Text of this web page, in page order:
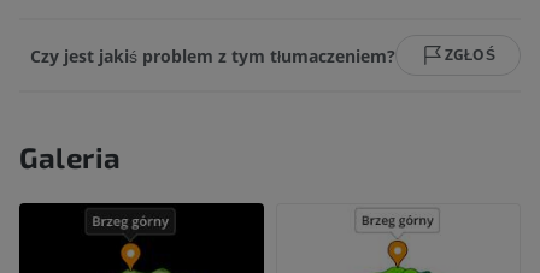
Czy jest jakiś problem z tym tłumaczeniem? ZGŁOŚ
Galeria